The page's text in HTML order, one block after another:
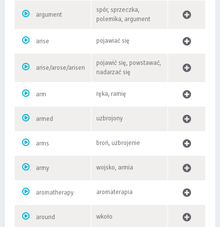
argument
spór, sprzeczka,
polemika, argument
arise pojawiać się
arise/arose/arisen
pojawić się, powstawać,
nadarzać się
arm ręka, ramię
armed uzbrojony
arms broń, uzbrojenie
army wojsko, armia
aromatherapy aromaterapia
around wkoło